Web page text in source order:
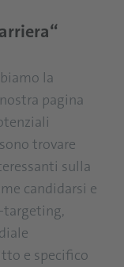
la
pagina
trovare
sulla
candidarsi e
targeting,
e specifico